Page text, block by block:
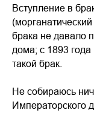
Вступление в
брака не давало
дома; с 1893 года
такой брак.
Не собираюсь
Императорского